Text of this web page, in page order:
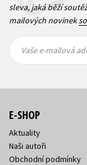
sleva, jaká běží
mailových novinek
mailová
mailová
Vaše e-mailová
E-SHOP
Aktuality
Naši autoři
Obchodní podmínky